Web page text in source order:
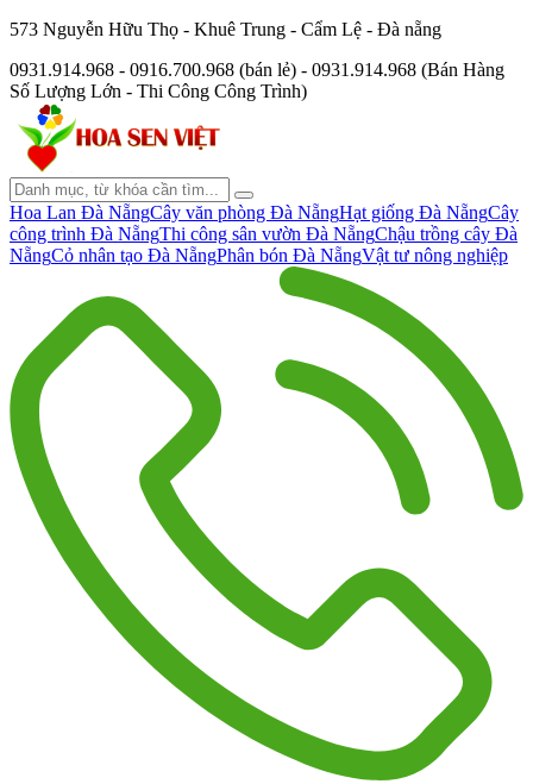
573 Nguyễn Hữu Thọ - Khuê Trung - Cẩm Lệ - Đà nẵng
0931.914.968 - 0916.700.968 (bán lẻ) - 0931.914.968 (Bán Hàng
Số Lượng Lớn - Thi Công Công Trình)
Hoa Lan Đà NẵngCây văn phòng Đà NẵngHạt giống Đà NẵngCây
công trình Đà NẵngThi công sân vườn Đà NẵngChậu trồng cây Đà
NẵngCỏ nhân tạo Đà NẵngPhân bón Đà NẵngVật tư nông nghiệp